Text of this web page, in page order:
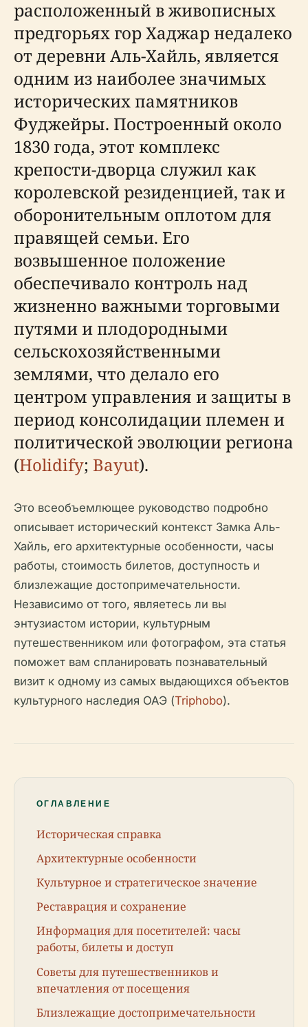
расположенный в живописных
предгорьях гор Хаджар недалеко
от деревни Аль-Хайль, является
одним из наиболее значимых
исторических памятников
Фуджейры. Построенный около
1830 года, этот комплекс
крепости-дворца служил как
королевской резиденцией, так и
оборонительным оплотом для
правящей семьи. Его
возвышенное положение
обеспечивало контроль над
жизненно важными торговыми
путями и плодородными
сельскохозяйственными
землями, что делало его
центром управления и защиты в
период консолидации племен и
политической эволюции региона
(Holidify; Bayut).
Это всеобъемлющее руководство подробно
описывает исторический контекст Замка Аль-
Хайль, его архитектурные особенности, часы
работы, стоимость билетов, доступность и
близлежащие достопримечательности.
Независимо от того, являетесь ли вы
энтузиастом истории, культурным
путешественником или фотографом, эта статья
поможет вам спланировать познавательный
визит к одному из самых выдающихся объектов
культурного наследия ОАЭ (Triphobo).
ОГЛАВЛЕНИЕ
Историческая справка
Архитектурные особенности
Культурное и стратегическое значение
Реставрация и сохранение
Информация для посетителей: часы
работы, билеты и доступ
Советы для путешественников и
впечатления от посещения
Близлежащие достопримечательности